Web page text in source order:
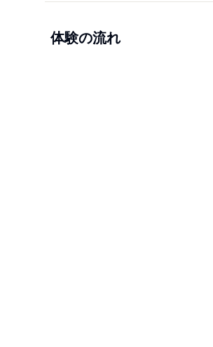
体験の流れ